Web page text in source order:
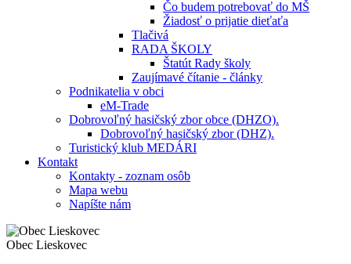
Čo budem potrebovať do MŠ
Žiadosť o prijatie dieťaťa
Tlačivá
RADA ŠKOLY
Štatút Rady školy
Zaujímavé čítanie - články
Podnikatelia v obci
eM-Trade
Dobrovoľný hasičský zbor obce (DHZO).
Dobrovoľný hasičský zbor (DHZ).
Turistický klub MEDÁRI
Kontakt
Kontakty - zoznam osôb
Mapa webu
Napíšte nám
Obec Lieskovec